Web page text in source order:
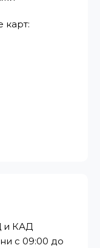
карт:
и КАД
с 09:00 до